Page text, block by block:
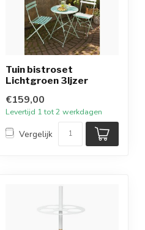
Tuin bistroset
Lichtgroen 3Ijzer
€159,00
Levertijd 1 tot 2 werkdagen
Vergelijk